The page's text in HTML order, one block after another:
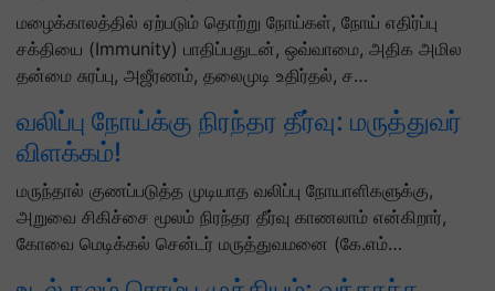
மழைக்காலத்தில் ஏற்படும் தொற்று நோய்கள், நோய் எதிர்ப்பு
சக்தியை (Immunity) பாதிப்பதுடன், ஒவ்வாமை, அதிக அமில
தன்மை சுரப்பு, அஜீரணம், தலைமுடி உதிர்தல், ச…
வலிப்பு நோய்க்கு நிரந்தர தீர்வு: மருத்துவர்
விளக்கம்!
மருந்தால் குணப்படுத்த முடியாத வலிப்பு நோயாளிகளுக்கு,
அறுவை சிகிச்சை மூலம் நிரந்தர தீர்வு காணலாம் என்கிறார்,
கோவை மெடிக்கல் சென்டர் மருத்துவமனை (கே.எம்…